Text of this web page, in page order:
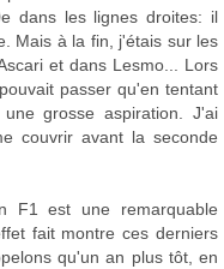
dans les lignes droites: il
Mais à la fin, j'étais sur les
et dans Lesmo... Lors
passer qu'en tentant
grosse aspiration. J'ai
couvrir avant la seconde
F1 est une remarquable
fait montre ces derniers
qu'un an plus tôt, en